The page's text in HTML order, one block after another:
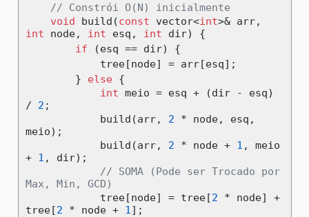
// Constrói O(N) inicialmente
void build (const vector<int>& arr,
int node, int esq , int dir)
{
if
(esq == dir)
{
            tree
[node] = arr[esq];
}
else {
int meio = esq + (dir - esq)
/
2 ;
            build
(arr, 2 * node, esq ,
meio);
            build
(arr, 2 * node + 1 ,
+ 1 , dir);
// SOMA (Pode ser Trocado por
Max, Min, GCD)
            tree
[node] = tree[2 * node]
+
tree[2 * node + 1];